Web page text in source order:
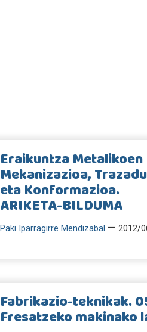
Eraikuntza Metalikoen
Mekanizazioa,
eta Konformazioa.
ARIKETA-BILDUMA
Paki Iparragirre Mendizabal — 2012/
Fabrikazio-teknikak.
Fresatzeko makinako